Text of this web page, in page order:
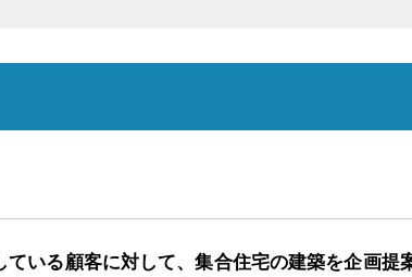
いる顧客に対して、集合住宅の建築を企画